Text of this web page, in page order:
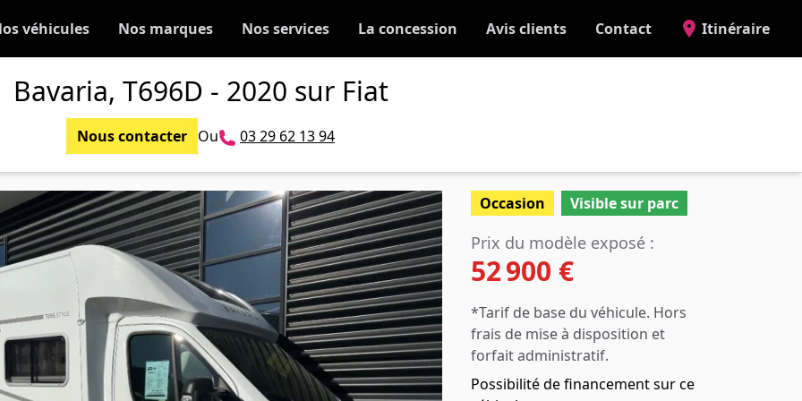
véhicules Nos marques Nos services La concession Avis clients Contact Itinéraire
Bavaria, T696D - 2020 sur Fiat
Nous contacter Ou 03 29 62 13 94
Occasion Visible sur parc
Prix du modèle exposé :
52 900 €
*Tarif de base du véhicule. Hors
frais de mise à disposition et
forfait administratif.
Possibilité de financement sur ce